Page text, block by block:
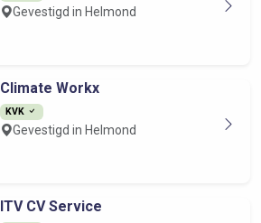
Gevestigd in Helmond
Climate Workx
KVK
Gevestigd in Helmond
ITV CV Service